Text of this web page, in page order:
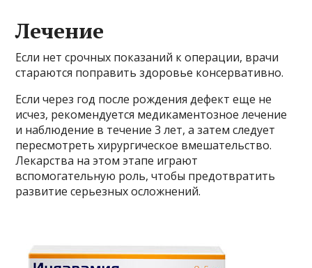
Лечение
Если нет срочных показаний к операции, врачи
стараются поправить здоровье консервативно.
Если через год после рождения дефект еще не
исчез, рекомендуется медикаментозное лечение
и наблюдение в течение 3 лет, а затем следует
пересмотреть хирургическое вмешательство.
Лекарства на этом этапе играют
вспомогательную роль, чтобы предотвратить
развитие серьезных осложнений.